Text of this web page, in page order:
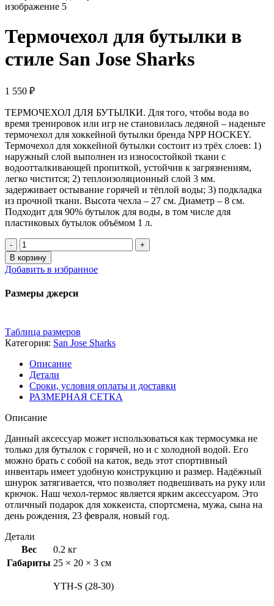
Термочехол для бутылки в
стиле San Jose Sharks
1 550 ₽
ТЕРМОЧЕХОЛ ДЛЯ БУТЫЛКИ. Для того, чтобы вода во
время тренировок или игр не становилась ледяной – наденьте
термочехол для хоккейной бутылки бренда NPP HOCKEY.
Термочехол для хоккейной бутылки состоит из трёх слоев: 1)
наружный слой выполнен из износостойкой ткани с
водоотталкивающей пропиткой, устойчив к загрязнениям,
легко чистится; 2) теплоизоляционный слой 3 мм.
задерживает остывание горячей и тёплой воды; 3) подкладка
из прочной ткани. Высота чехла – 27 см. Диаметр – 8 см.
Подходит для 90% бутылок для воды, в том числе для
пластиковых бутылок объёмом 1 л.
В корзину
Добавить в избранное
Размеры джерси
Таблица размеров
Категория: San Jose Sharks
Описание
Детали
Сроки, условия оплаты и доставки
РАЗМЕРНАЯ СЕТКА
Описание
Данный аксессуар может использоваться как термосумка не
только для бутылок с горячей, но и с холодной водой. Его
можно брать с собой на каток, ведь этот спортивный
инвентарь имеет удобную конструкцию и размер. Надёжный
шнурок затягивается, что позволяет подвешивать на руку или
крючок. Наш чехол-термос является ярким аксессуаром. Это
отличный подарок для хоккеиста, спортсмена, мужа, сына на
день рождения, 23 февраля, новый год.
Детали
Вес
0.2 кг
Габариты 25 × 20 × 3 см
YTH-S (28-30)